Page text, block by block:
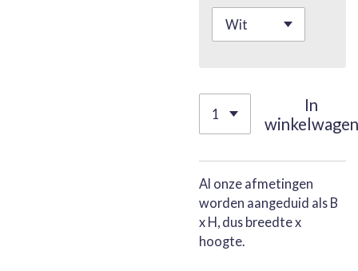
In
winkelwagen
Al onze afmetingen
worden aangeduid als B
x H, dus breedte x
hoogte.